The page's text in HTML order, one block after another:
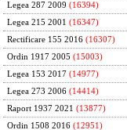
Legea 287 2009 (16394)
Legea 215 2001 (16347)
Rectificare 155 2016 (16307)
Ordin 1917 2005 (15003)
Legea 153 2017 (14977)
Legea 273 2006 (14414)
Raport 1937 2021 (13877)
Ordin 1508 2016 (12951)